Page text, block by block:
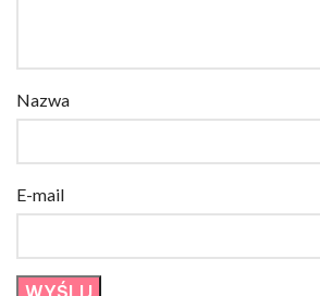
Nazwa
E-mail